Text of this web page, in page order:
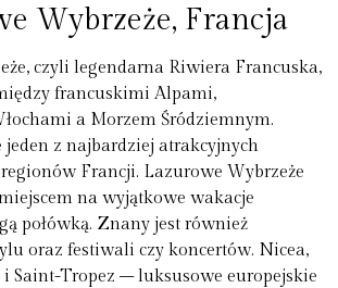
Wybrzeże, Francja
czyli legendarna Riwiera Francuska,
francuskimi Alpami,
a Morzem Śródziemnym.
jeden z najbardziej atrakcyjnych
Francji. Lazurowe Wybrzeże
na wyjątkowe wakacje
połówką. Znany jest również
oraz festiwali czy koncertów. Nicea,
Saint-Tropez – luksusowe europejskie